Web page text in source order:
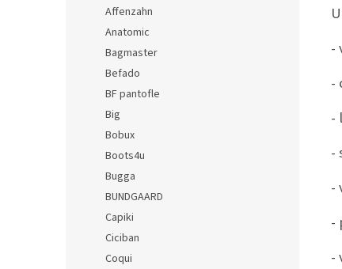
Affenzahn
Anatomic
Bagmaster
Befado
BF pantofle
Big
Bobux
Boots4u
Bugga
BUNDGAARD
Capiki
Ciciban
Coqui
-
-
-
-
-
-
-